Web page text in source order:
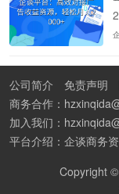
公司简介 免责声明
商务合作：
加入我们：
Copyright